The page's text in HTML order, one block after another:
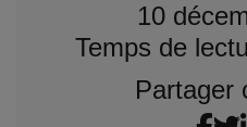
10
Temps de
Partager